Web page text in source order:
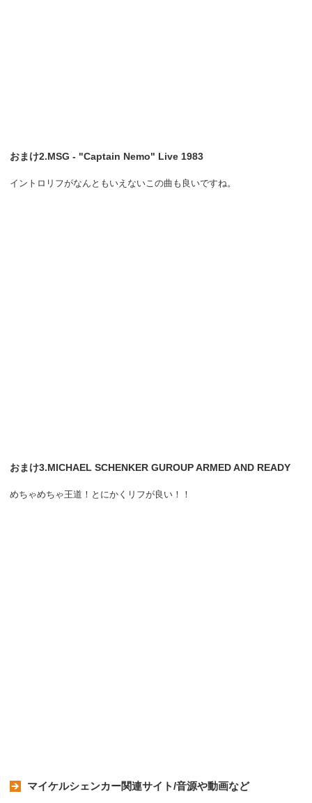
おまけ2.MSG - "Captain Nemo" Live 1983
イントロリフがなんともいえないこの曲も良いですね。
おまけ3.MICHAEL SCHENKER GUROUP ARMED AND READY
めちゃめちゃ王道！とにかくリフが良い！！
マイケルシェンカー関連サイト/音源や動画など